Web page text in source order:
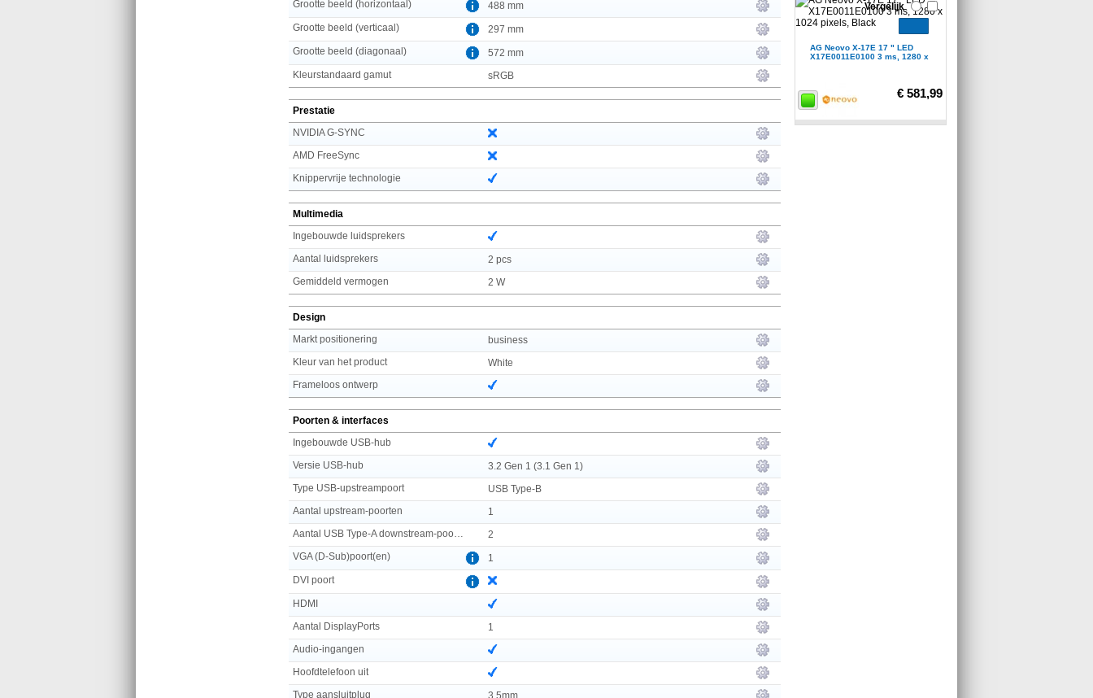
Grootte beeld (horizontaal)
488 mm
Grootte beeld (verticaal)
297 mm
Grootte beeld (diagonaal)
572 mm
Kleurstandaard gamut
sRGB
Prestatie
NVIDIA G-SYNC
AMD FreeSync
Knippervrije technologie
Multimedia
Ingebouwde luidsprekers
Aantal luidsprekers
2 pcs
Gemiddeld vermogen
2 W
Design
Markt positionering
business
Kleur van het product
White
Frameloos ontwerp
Poorten & interfaces
Ingebouwde USB-hub
Versie USB-hub
3.2 Gen 1 (3.1 Gen 1)
Type USB-upstreampoort
USB Type-B
Aantal upstream-poorten
1
2
VGA (D-Sub)poort(en)
1
DVI poort
HDMI
Aantal DisplayPorts
1
Audio-ingangen
Hoofdtelefoon uit
Type aansluitplug
3.5mm
AG Neovo X-17E 17 " LED
X17E0011E0100 3 ms, 1280 x
€ 581,99
Vergelijk